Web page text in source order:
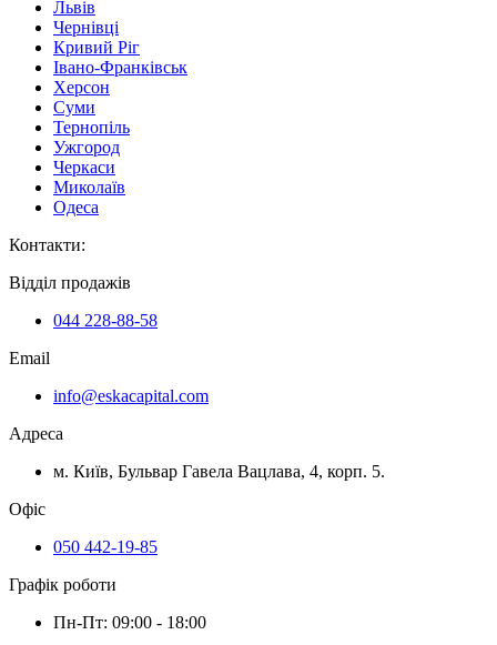
Львів
Чернівці
Кривий Ріг
Івано-Франківськ
Херсон
Суми
Тернопіль
Ужгород
Черкаси
Миколаїв
Одеса
Контакти:
Відділ продажів
044 228-88-58
Email
info@eskacapital.com
Адреса
м. Київ, Бульвар Гавела Вацлава, 4, корп. 5.
Офіс
050 442-19-85
Графік роботи
Пн-Пт: 09:00 - 18:00